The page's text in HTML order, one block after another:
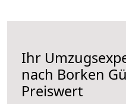
Ihr
nach Borken
Preiswert